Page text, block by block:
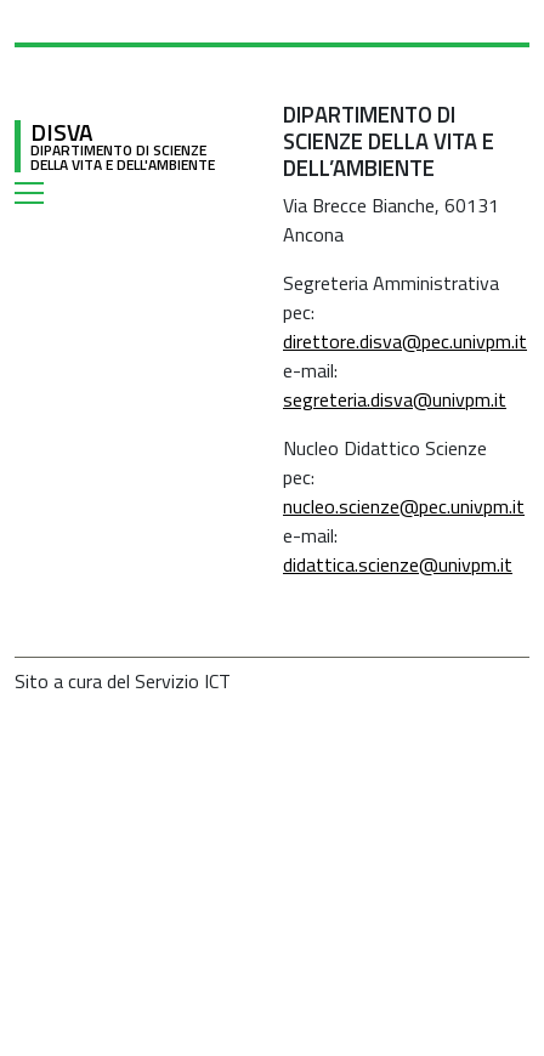
DISVA
DIPARTIMENTO DI SCIENZE
DELLA VITA E DELL'AMBIENTE
DIPARTIMENTO DI
SCIENZE DELLA VITA E
DELL’AMBIENTE
Via Brecce Bianche, 60131
Ancona
Segreteria Amministrativa
pec:
direttore.disva@pec.univpm.it
e-mail:
segreteria.disva@univpm.it
Nucleo Didattico Scienze
pec:
nucleo.scienze@pec.univpm.it
e-mail:
didattica.scienze@univpm.it
Sito a cura del Servizio ICT